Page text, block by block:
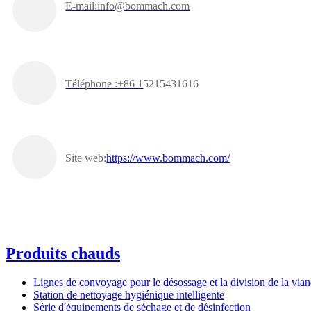
E-mail:info@bommach.com
Téléphone :+86 1 5215431616
Site web:https://www.bommach.com/
Produits chauds
Lignes de convoyage pour le désossage et la division de la
Station de nettoyage hygiénique intelligente
Série d'équipements de séchage et de désinfection